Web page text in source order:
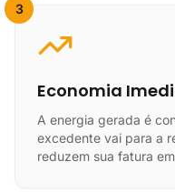
3
Economia
A energia gerada é
excedente vai para a
reduzem sua fatura